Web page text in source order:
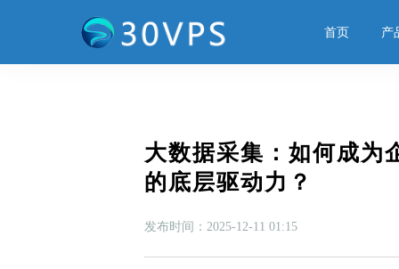
首页 产
大数据采集：如何成为
的底层驱动力？
发布时间：2025-12-11 01:15